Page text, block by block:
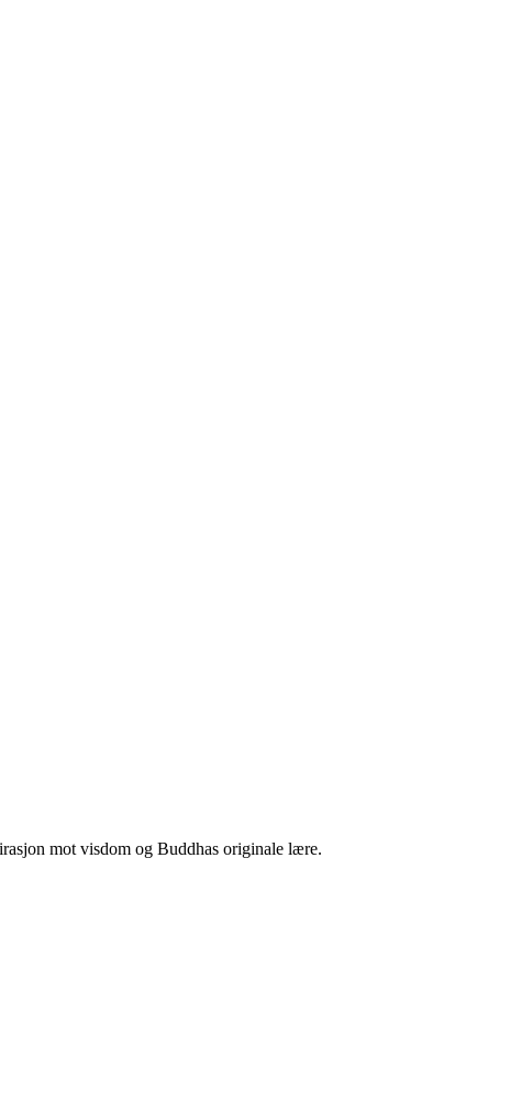
mot visdom og Buddhas originale lære.